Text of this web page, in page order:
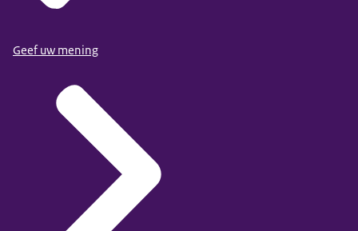
Geef uw mening